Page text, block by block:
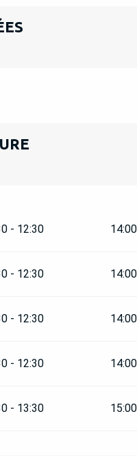
- 12:30
- 12:30
- 12:30
- 12:30
- 13:30